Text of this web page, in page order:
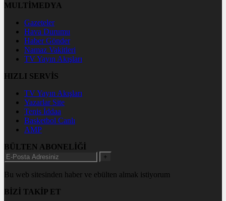
MULTİMEDYA
Gazeteler
Hava Durumu
Haber Gönder
Namaz Vakitleri
TV Yayın Akışları
HIZLI SERVİS
TV Yayın Akışları
Yazarlar Site
Tenis İddaa
Basketbol Canlı
AMP
BÜLTEN ABONELİĞİ
+
Bu web sitesinden haber ve ebülten almak istiyorum
BİZİ TAKİP ET